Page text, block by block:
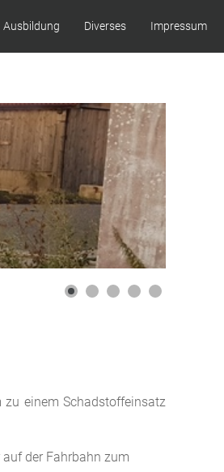
Ausbildung Diverses Impressum
einem Schadstoffeinsatz
der Fahrbahn zum